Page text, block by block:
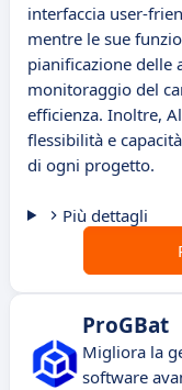
interfaccia user-
mentre le sue
pianificazione delle
monitoraggio del
efficienza. Inoltre,
flessibilità e
di ogni progetto.
Più dettagli
ProGBat
Migliora la
software